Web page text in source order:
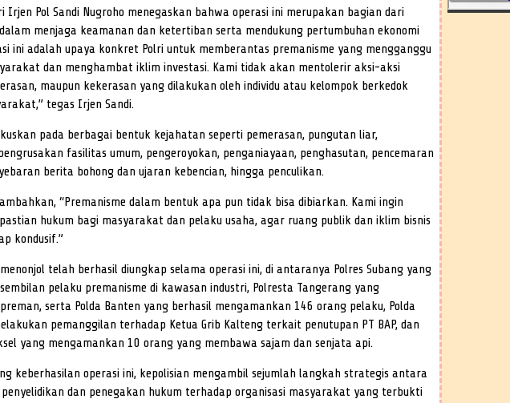
Irjen Pol Sandi Nugroho menegaskan bahwa operasi ini merupakan bagian dari
menjaga keamanan dan ketertiban serta mendukung pertumbuhan ekonomi
ini adalah upaya konkret Polri untuk memberantas premanisme yang mengganggu
dan menghambat iklim investasi. Kami tidak akan mentolerir aksi-aksi
maupun kekerasan yang dilakukan oleh individu atau kelompok berkedok
tegas Irjen Sandi.
pada berbagai bentuk kejahatan seperti pemerasan, pungutan liar,
fasilitas umum, pengeroyokan, penganiayaan, penghasutan, pencemaran
berita bohong dan ujaran kebencian, hingga penculikan.
“Premanisme dalam bentuk apa pun tidak bisa dibiarkan. Kami ingin
hukum bagi masyarakat dan pelaku usaha, agar ruang publik dan iklim bisnis
kondusif.”
telah berhasil diungkap selama operasi ini, di antaranya Polres Subang yang
pelaku premanisme di kawasan industri, Polresta Tangerang yang
serta Polda Banten yang berhasil mengamankan 146 orang pelaku, Polda
pemanggilan terhadap Ketua Grib Kalteng terkait penutupan PT BAP, dan
yang mengamankan 10 orang yang membawa sajam dan senjata api.
keberhasilan operasi ini, kepolisian mengambil sejumlah langkah strategis antara
dan penegakan hukum terhadap organisasi masyarakat yang terbukti